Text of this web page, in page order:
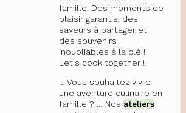
famille. Des moments de
plaisir garantis, des
saveurs à partager et
des souvenirs
inoubliables à la clé !
Let's cook together !
… Vous souhaitez vivre
une aventure culinaire en
famille ? … Nos ateliers